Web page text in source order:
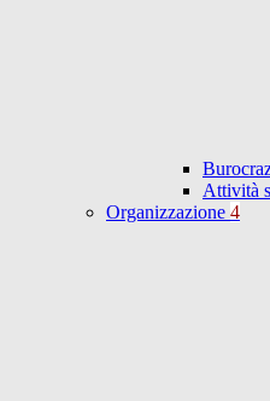
Attività
Organizzazione 4